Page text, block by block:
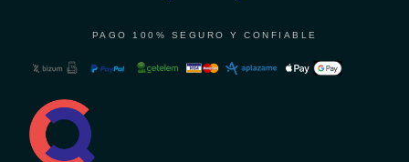
PAGO 100% SEGURO Y CONFIABLE